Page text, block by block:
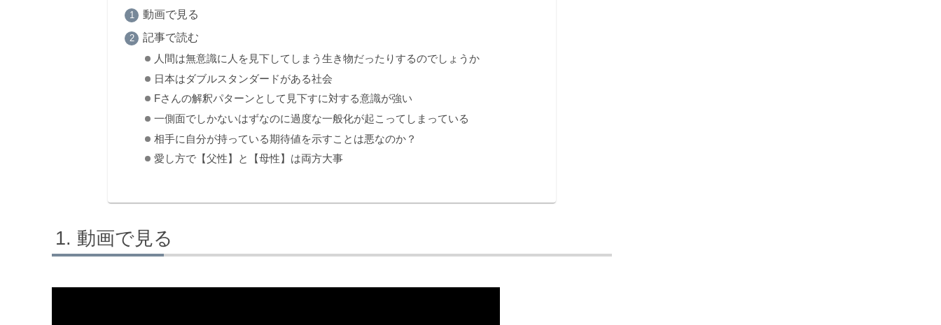
動画で見る
記事で読む
人間は無意識に人を見下してしまう生き物だったりするのでしょうか
日本はダブルスタンダードがある社会
Fさんの解釈パターンとして見下すに対する意識が強い
一側面でしかないはずなのに過度な一般化が起こってしまっている
相手に自分が持っている期待値を示すことは悪なのか？
愛し方で【父性】と【母性】は両方大事
動画で見る